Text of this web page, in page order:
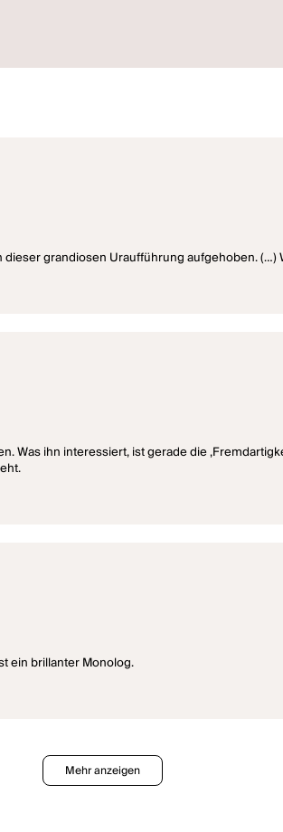
grandiosen Uraufführung aufgehoben.
ihn interessiert, ist gerade die
ein brillanter Monolog.
Mehr anzeigen